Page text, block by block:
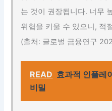
는 것이 권장됩니다. 너무
위험을 키울 수 있으니, 적
(출처: 글로벌 금융연구
READ 효과적 인플레
비밀